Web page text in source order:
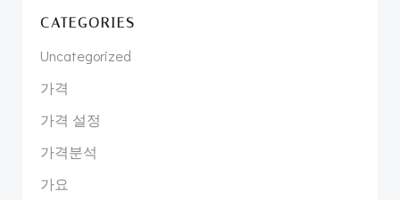
CATEGORIES
Uncategorized
가격
가격 설정
가격분석
가요